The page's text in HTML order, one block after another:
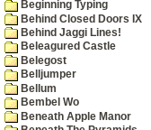
Beginning Typing
Behind Closed Doors IX
Behind Jaggi Lines!
Beleagured Castle
Belegost
Belljumper
Bellum
Bembel Wo
Beneath Apple Manor